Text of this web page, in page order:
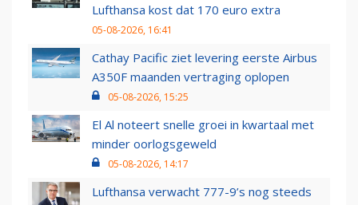
Lufthansa kost dat 170 euro extra
05-08-2026, 16:41
Cathay Pacific ziet levering eerste Airbus
A350F maanden vertraging oplopen
05-08-2026, 15:25
El Al noteert snelle groei in kwartaal met
minder oorlogsgeweld
05-08-2026, 14:17
Lufthansa verwacht 777-9’s nog steeds